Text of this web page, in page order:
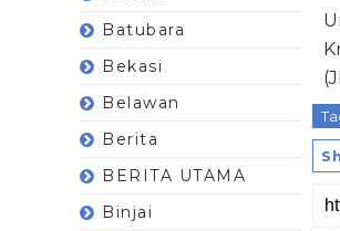
Batubara
Bekasi
Belawan
Berita
BERITA UTAMA
Binjai